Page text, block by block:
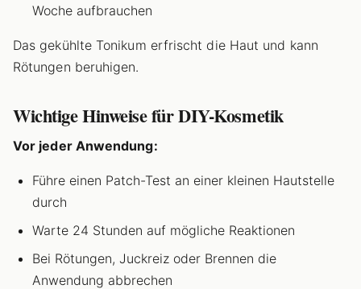
Woche aufbrauchen
Das gekühlte Tonikum erfrischt die Haut und kann
Rötungen beruhigen.
Wichtige Hinweise für DIY-Kosmetik
Vor jeder Anwendung:
Führe einen Patch-Test an einer kleinen Hautstelle
durch
Warte 24 Stunden auf mögliche Reaktionen
Bei Rötungen, Juckreiz oder Brennen die
Anwendung abbrechen